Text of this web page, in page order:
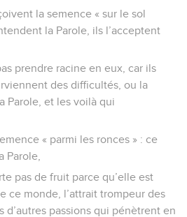
la semence « sur le sol
la Parole, ils l’acceptent
prendre racine en eux, car ils
des difficultés, ou la
Parole, et les voilà qui
« parmi les ronces » : ce
Parole,
pas de fruit parce qu’elle est
ce monde, l’attrait trompeur des
d’autres passions qui pénètrent en